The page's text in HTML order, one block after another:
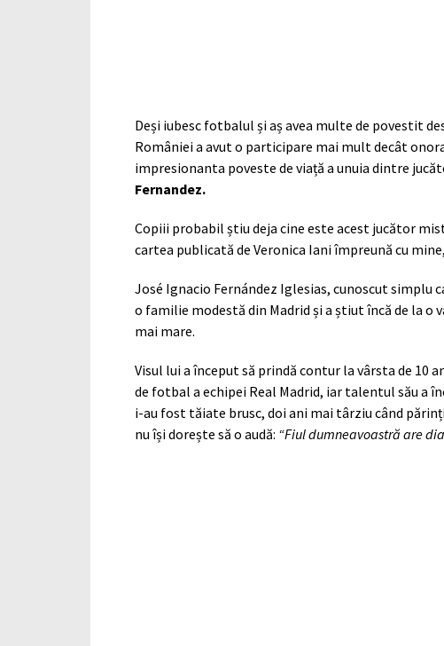
Deși iubesc fotbalul și aș avea multe de povestit
României a avut o participare mai mult decât
impresionanta poveste de viață a unuia dintre
Fernandez.
Copiii probabil știu deja cine este acest jucător
cartea publicată de Veronica Iani împreună cu mine,
José Ignacio Fernández Iglesias, cunoscut simplu
o familie modestă din Madrid și a știut încă de la o
mai mare.
Visul lui a început să prindă contur la vârsta de 10
de fotbal a echipei Real Madrid, iar talentul său a
i-au fost tăiate brusc, doi ani mai târziu când
nu își dorește să o audă: “Fiul dumneavoastră are